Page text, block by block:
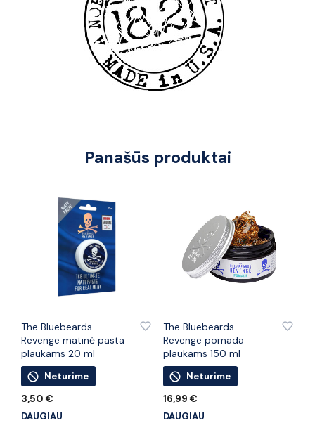
Panašūs produktai
The Bluebeards
Revenge matinė pasta
plaukams 20 ml
Neturime
3,50 €
DAUGIAU
The Bluebeards
Revenge pomada
plaukams 150 ml
Neturime
16,99 €
DAUGIAU